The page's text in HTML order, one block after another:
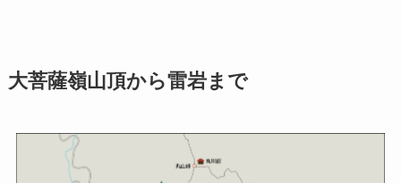
大菩薩嶺山頂から雷岩まで